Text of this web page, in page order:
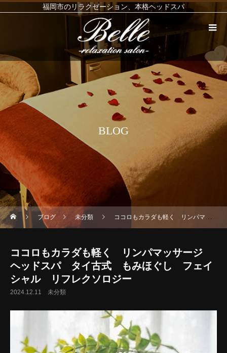
福岡市のリラクゼーション、本格ヘッドスパ
BLOG
ブログ 未分類 ココロもカラダも軽く リンパマッサージ ヘッドスパ タイ古式 もみほぐし フェイシャル リフレクソロジー
ココロもカラダも軽く リンパマッサージ
ヘッドスパ タイ古式 もみほぐし フェイ
シャル リフレクソロジー
2024.12.11 未分類